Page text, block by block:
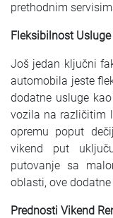
prethodnim
Fleksibilnost Usluge
Još jedan ključni
automobila jeste
dodatne usluge
vozila na različitim
opremu poput
vikend put
putovanje sa
oblasti, ove
Prednosti Vikend